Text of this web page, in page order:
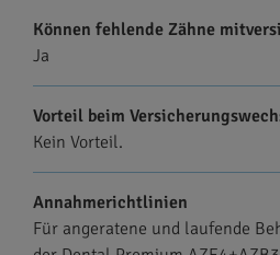
Können fehlende Zähne
Ja
Vorteil beim
Kein Vorteil.
Annahmerichtlinien
Für angeratene und laufende